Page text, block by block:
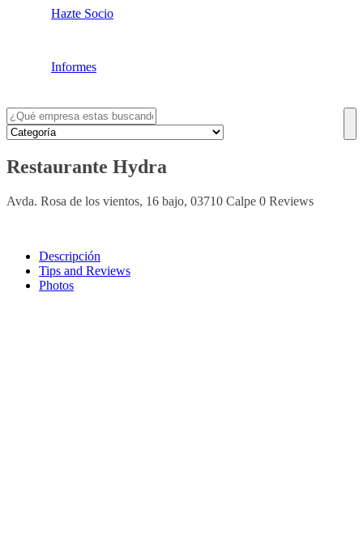
Hazte Socio
Informes
Restaurante Hydra
Avda. Rosa de los vientos, 16 bajo, 03710 Calpe 0 Reviews
Descripción
Tips and Reviews
Photos